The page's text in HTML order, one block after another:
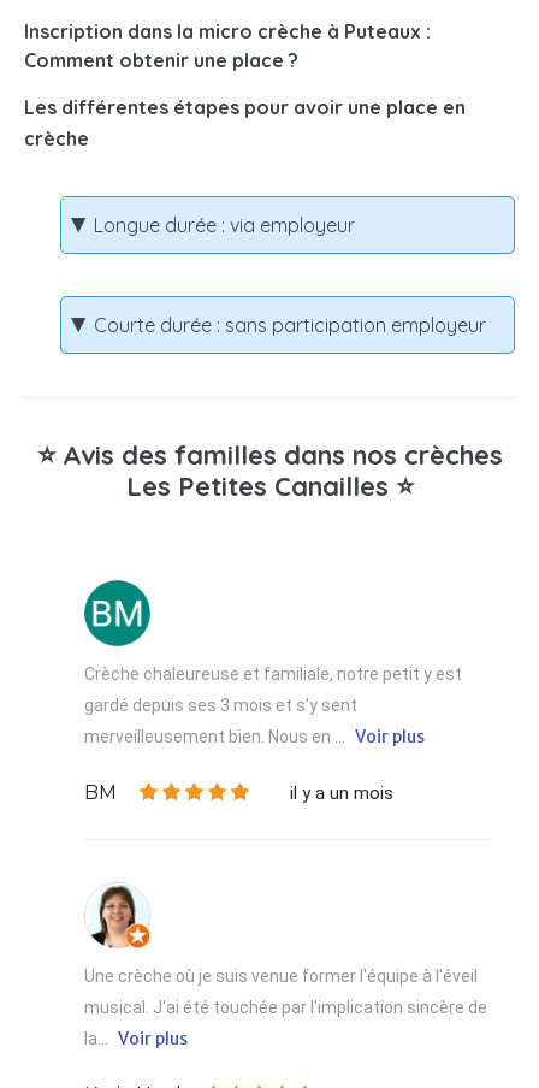
Inscription dans la micro crèche à Puteaux :
Comment obtenir une place ?
Les différentes étapes pour avoir une place en
crèche
Longue durée : via employeur
Courte durée : sans participation employeur
⭐ Avis des familles dans nos crèches
Les Petites Canailles ⭐
Crèche chaleureuse et familiale, notre petit y est
gardé depuis ses 3 mois et s'y sent
merveilleusement bien. Nous en ... Voir plus
BM il y a un mois
Une crèche où je suis venue former l'équipe à l'éveil
musical. J'ai été touchée par l'implication sincère de
la... Voir plus